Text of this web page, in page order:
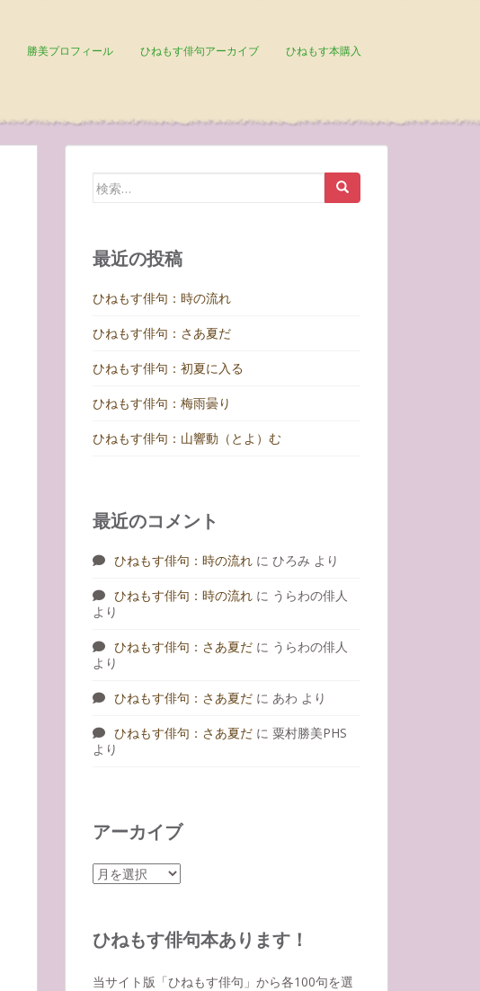
勝美プロフィール ひねもす俳句アーカイブ ひねもす本購入
検
最近の投稿
ひねもす俳句：時の流れ
ひねもす俳句：さあ夏だ
ひねもす俳句：初夏に入る
ひねもす俳句：梅雨曇り
ひねもす俳句：山響動（とよ）む
最近のコメント
ひねもす俳句：時の流れ に ひろみ より
ひねもす俳句：時の流れ に うらわの俳人
より
ひねもす俳句：さあ夏だ に うらわの俳人
より
ひねもす俳句：さあ夏だ に あわ より
ひねもす俳句：さあ夏だ に 粟村勝美PHS
より
アーカイブ
ア
イ
ひねもす俳句本あります！
当サイト版「ひねもす俳句」から各100句を選